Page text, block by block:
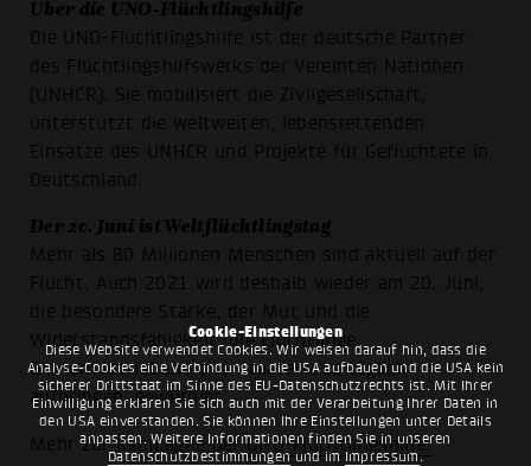
Cookie-Einstellungen
Diese Website verwendet Cookies. Wir weisen darauf hin, dass die
Analyse-Cookies eine Verbindung in die USA aufbauen und die USA kein
sicherer Drittstaat im Sinne des EU-Datenschutzrechts ist. Mit Ihrer
Einwilligung erklären Sie sich auch mit der Verarbeitung Ihrer Daten in
den USA einverstanden. Sie können Ihre Einstellungen unter Details
anpassen. Weitere Informationen finden Sie in unseren
Datenschutzbestimmungenund imImpressum.
Über die UNO-Flüchtlingshilfe
Die UNO-Flüchtlingshilfe ist der deutsche Partner
des Flüchtlingshilfswerks der Vereinten Nationen
(UNHCR). Sie mobilisiert die Zivilgesellschaft,
unterstützt die weltweiten, lebensrettenden
Einsätze des UNHCR und Projekte für Geflüchtete in
Deutschland.
Der 20. Juni ist Weltflüchtlingstag
Mehr als 80 Millionen Menschen sind aktuell auf der
Flucht. Auch 2021 wird deshalb wieder am 20. Juni,
die besondere Stärke, der Mut und die
Widerstandsfähigkeit, die Flüchtlinge,
Binnenvertriebene und Staatenlose täglich
aufbringen, gewürdigt.
Mehr zur Kampagne derUNO-Flüchtlingshilfe.